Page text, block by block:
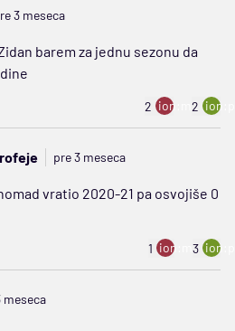
3 meseca
barem za jednu sezonu da
2 ion:minus
2
pre 3 meseca
vratio 2020-21 pa osvojiše 0
1 ion:minus
3
meseca